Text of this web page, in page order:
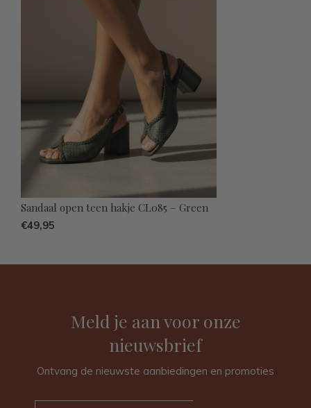
Sandaal open teen hakje CL085 – Green
€49,95
Meld je aan voor onze
nieuwsbrief
Ontvang de nieuwste aanbiedingen en promoties